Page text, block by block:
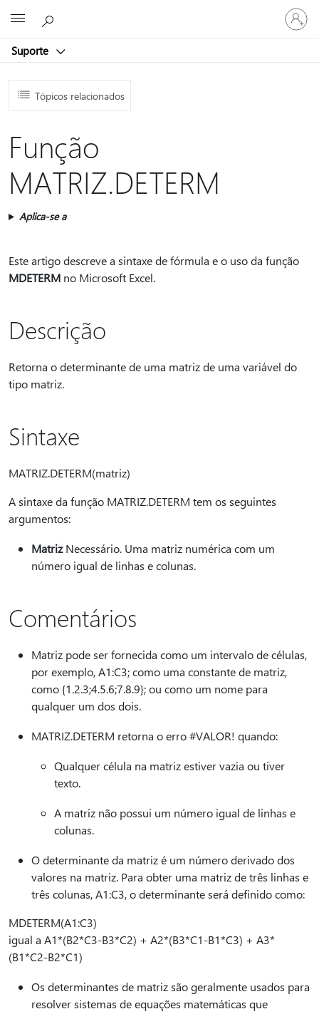
Suporte
Entre
em
sua
Tópicos relacionados
Função
MATRIZ.DETERM
Aplica-se a
Este artigo descreve a sintaxe de fórmula e o uso da função
MDETERM no Microsoft Excel.
Descrição
Retorna o determinante de uma matriz de uma variável do
tipo matriz.
Sintaxe
MATRIZ.DETERM(matriz)
A sintaxe da função MATRIZ.DETERM tem os seguintes
argumentos:
MatrizNecessário. Uma matriz numérica com um
número igual de linhas e colunas.
Comentários
Matriz pode ser fornecida como um intervalo de células,
por exemplo, A1:C3; como uma constante de matriz,
como {1.2.3;4.5.6;7.8.9}; ou como um nome para
qualquer um dos dois.
MATRIZ.DETERM retorna o erro #VALOR! quando:
Qualquer célula na matriz estiver vazia ou tiver
texto.
A matriz não possui um número igual de linhas e
colunas.
O determinante da matriz é um número derivado dos
valores na matriz. Para obter uma matriz de três linhas e
três colunas, A1:C3, o determinante será definido como:
MDETERM(A1:C3)
igual a A1*(B2*C3-B3*C2) + A2*(B3*C1-B1*C3) + A3*
(B1*C2-B2*C1)
Os determinantes de matriz são geralmente usados para
resolver sistemas de equações matemáticas que